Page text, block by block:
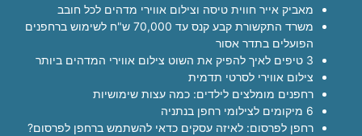
מאביק אייר חווית טיסה וצילום אווירי מדהים לכל חובב
משרד התקשורת קבע קנס עד 70,000 ש"ח לשימוש ברחפנים
הפועלים בתדר אסור
3 טיפים לאיך להפיק את השוט צילום אווירי המדהים ביותר
צילום אווירי לסרטי תדמית
רחפנים מומלצים לילדים: כמה עצות שימושיות
6 מיקומים לצילומי רחפן בנתניה
רחפן לפרסום: לאיזה עסקים כדאי להשתמש ברחפן לפרסום?